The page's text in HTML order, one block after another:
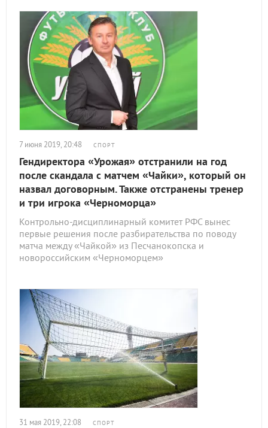
7 июня 2019, 20:48 СПОРТ
Гендиректора «Урожая» отстранили на год
после скандала с матчем «Чайки», который он
назвал договорным. Также отстранены тренер
и три игрока «Черноморца»
Контрольно-дисциплинарный комитет РФС вынес
первые решения после разбирательства по поводу
матча между «Чайкой» из Песчанокопска и
новороссийским «Черноморцем»
31 мая 2019, 22:08 СПОРТ